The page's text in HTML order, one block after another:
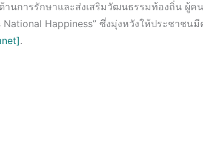
านการรักษาและส่งเสริมวัฒนธรรมท้องถิ่น ผู้
National Happiness” ซึ่งมุ่งหวังให้ประชาชน
.